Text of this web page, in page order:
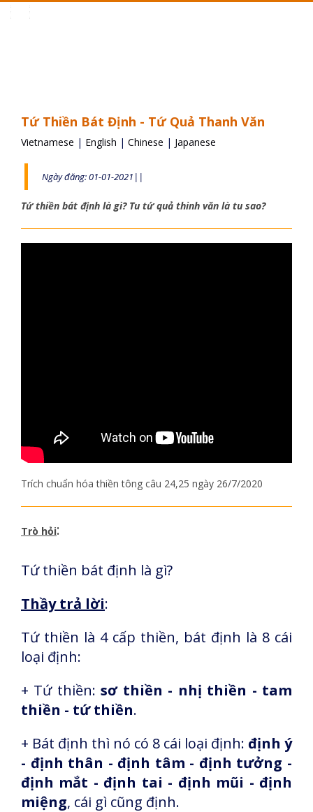
Tứ Thiền Bát Định - Tứ Quả Thanh Văn
Vietnamese | English | Chinese | Japanese
Ngày đăng: 01-01-2021||
Tứ thiền bát định là gì? Tu tứ quả thinh văn là tu sao?
Trích chuẩn hóa thiền tông câu 24,25 ngày 26/7/2020
Trò hỏi:
Tứ thiền bát định là gì?
Thầy trả lời:
Tứ thiền là 4 cấp thiền, bát định là 8 cái
loại định:
+ Tứ thiền: sơ thiền - nhị thiền - tam
thiền - tứ thiền.
+ Bát định thì nó có 8 cái loại định: định ý
- định thân - định tâm - định tưởng -
định mắt - định tai - định mũi - định
miệng, cái gì cũng định.